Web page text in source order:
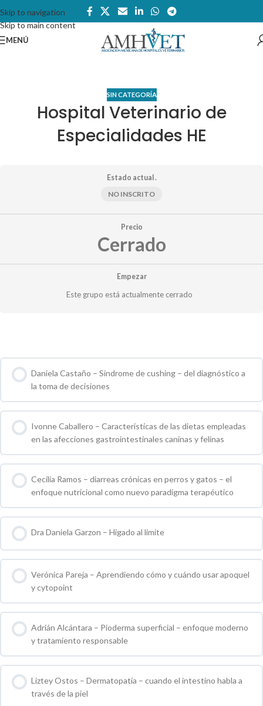
Skip to navigation
Skip to main content
MENÚ
SIN CATEGORÍA
Hospital Veterinario de
Especialidades HE
Estado actual .
NO INSCRITO
Precio
Cerrado
Empezar
Este grupo está actualmente cerrado
Daniela Castaño – Síndrome de cushing – del diagnóstico a
la toma de decisiones
0 % COMPLETO 0 / 0 pasos
Ivonne Caballero – Caracteristicas de las dietas empleadas
en las afecciones gastrointestinales caninas y felinas
0 % COMPLETO 0 / 0 pasos
Cecilia Ramos – diarreas crónicas en perros y gatos – el
enfoque nutricional como nuevo paradigma terapéutico
0 % COMPLETO 0 / 0 pasos
Dra Daniela Garzon – Higado al limite
0 % COMPLETO 0 / 0 pasos
Verónica Pareja – Aprendiendo cómo y cuándo usar apoquel
y cytopoint
0 % COMPLETO 0 / 0 pasos
Adrián Alcántara – Pioderma superficial – enfoque moderno
y tratamiento responsable
0 % COMPLETO 0 / 0 pasos
Liztey Ostos – Dermatopatía – cuando el intestino habla a
través de la piel